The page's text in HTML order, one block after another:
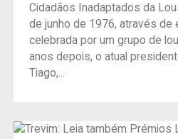
Cidadãos Inadaptados da
de junho de 1976, através de
celebrada por um grupo de
anos depois, o atual
Tiago,...